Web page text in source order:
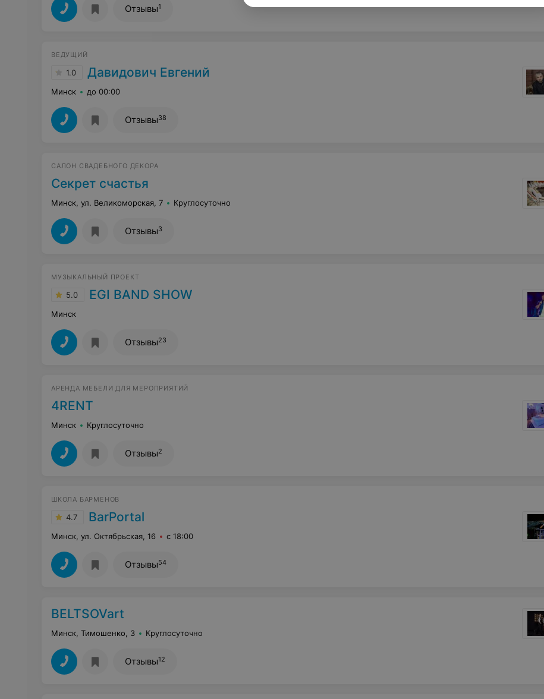
Отзывы1
ВЕДУЩИЙ
1.0 Давидович Евгений
Минск до 00:00
Отзывы38
САЛОН СВАДЕБНОГО ДЕКОРА
Секрет счастья
Минск, ул. Великоморская, 7 Круглосуточно
Отзывы3
МУЗЫКАЛЬНЫЙ ПРОЕКТ
5.0 EGI BAND SHOW
Минск
Отзывы23
АРЕНДА МЕБЕЛИ ДЛЯ МЕРОПРИЯТИЙ
4RENT
Минск Круглосуточно
Отзывы2
ШКОЛА БАРМЕНОВ
4.7 BarPortal
Минск, ул. Октябрьская, 16 с 18:00
Отзывы54
BELTSOVart
Минск, Тимошенко, 3 Круглосуточно
Отзывы12